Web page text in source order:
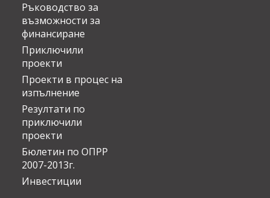
Ръководство за
възможности за
финансиране
Приключили
проекти
Проекти в процес на
изпълнение
Резултати по
приключили
проекти
Бюлетин по ОПРР
2007-2013г.
Инвестиции